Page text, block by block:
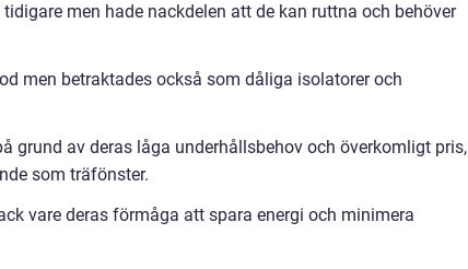
men hade nackdelen att de kan ruttna och behöver
men betraktades också som dåliga isolatorer och
grund av deras låga underhållsbehov och överkomligt pris,
som träfönster.
vare deras förmåga att spara energi och minimera